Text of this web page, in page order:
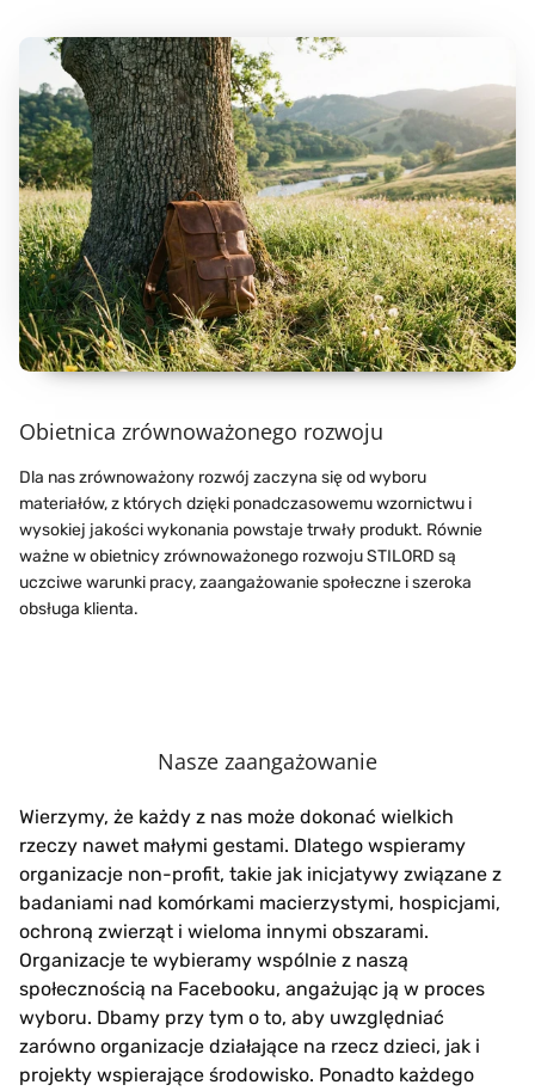
Obietnica zrównoważonego rozwoju
Dla nas zrównoważony rozwój zaczyna się od wyboru
materiałów, z których dzięki ponadczasowemu wzornictwu i
wysokiej jakości wykonania powstaje trwały produkt. Równie
ważne w obietnicy zrównoważonego rozwoju STILORD są
uczciwe warunki pracy, zaangażowanie społeczne i szeroka
obsługa klienta.
Nasze zaangażowanie
Wierzymy, że każdy z nas może dokonać wielkich
rzeczy nawet małymi gestami. Dlatego wspieramy
organizacje non-profit, takie jak inicjatywy związane z
badaniami nad komórkami macierzystymi, hospicjami,
ochroną zwierząt i wieloma innymi obszarami.
Organizacje te wybieramy wspólnie z naszą
społecznością na Facebooku, angażując ją w proces
wyboru. Dbamy przy tym o to, aby uwzględniać
zarówno organizacje działające na rzecz dzieci, jak i
projekty wspierające środowisko. Ponadto każdego